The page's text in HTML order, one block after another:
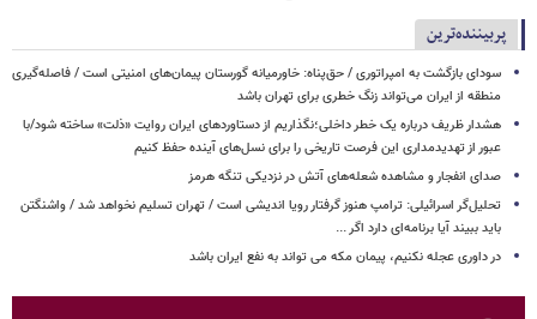
پربیننده‌ترین
سودای بازگشت به امپراتوری / حق‌پناه: خاورمیانه گورستان پیمان‌های امنیتی است / فاصله‌گیری
منطقه از ایران می‌تواند زنگ خطری برای تهران باشد
هشدار ظریف درباره یک خطر داخلی؛نگذاریم از دستاوردهای ایران روایت «ذلت» ساخته شود/با
عبور از تهدیدمداری این فرصت تاریخی را برای نسل‌های آینده حفظ کنیم
صدای انفجار و مشاهده شعله‌های آتش در نزدیکی تنگه هرمز
تحلیل‌گر اسرائیلی: ترامپ هنوز گرفتار رویا اندیشی است / تهران تسلیم نخواهد شد / واشنگتن
باید ببیند آیا برنامه‌ای دارد اگر ...
در داوری عجله نکنیم، پیمان مکه می تواند به نفع ایران باشد